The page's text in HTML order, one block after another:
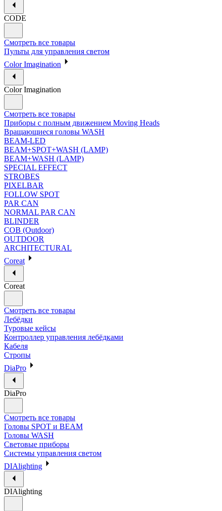
CODE
Смотреть все товары
Пульты для управления светом
Color Imagination
Color Imagination
Смотреть все товары
Приборы с полным движением Moving Heads
Вращающиеся головы WASH
BEAM-LED
BEAM+SPOT+WASH (LAMP)
BEAM+WASH (LAMP)
SPECIAL EFFECT
STROBES
PIXELBAR
FOLLOW SPOT
PAR CAN
NORMAL PAR CAN
BLINDER
COB (Outdoor)
OUTDOOR
ARCHITECTURAL
Coreat
Coreat
Смотреть все товары
Лебёдки
Туровые кейсы
Контроллер управления лебёдками
Кабеля
Стропы
DiaPro
DiaPro
Смотреть все товары
Головы SPOT и BEAM
Головы WASH
Световые приборы
Системы управления светом
DIAlighting
DIAlighting